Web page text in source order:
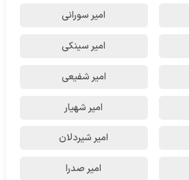
امیر سورانی
امیر سینکی
امیر شفیعی
امیر شهیار
امیر شیردلان
امیر صدرا